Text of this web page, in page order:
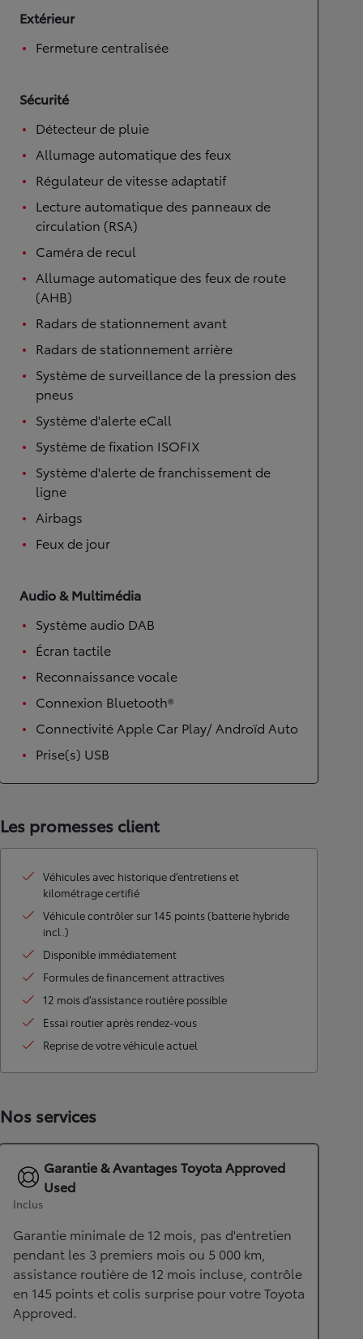
Extérieur
Fermeture centralisée
Sécurité
Détecteur de pluie
Allumage automatique des feux
Régulateur de vitesse adaptatif
Lecture automatique des panneaux de
circulation (RSA)
Caméra de recul
Allumage automatique des feux de route
(AHB)
Radars de stationnement avant
Radars de stationnement arrière
Système de surveillance de la pression des
pneus
Système d'alerte eCall
Système de fixation ISOFIX
Système d'alerte de franchissement de
ligne
Airbags
Feux de jour
Audio & Multimédia
Système audio DAB
Écran tactile
Reconnaissance vocale
Connexion Bluetooth®
Connectivité Apple Car Play/ Androïd Auto
Prise(s) USB
Les promesses client
Véhicules avec historique d’entretiens et
kilométrage certifié
Véhicule contrôler sur 145 points (batterie hybride
incl.)
Disponible immédiatement
Formules de financement attractives
12 mois d’assistance routière possible
Essai routier après rendez-vous
Reprise de votre véhicule actuel
Nos services
Garantie & Avantages Toyota Approved
Used
Inclus
Garantie minimale de 12 mois, pas d'entretien
pendant les 3 premiers mois ou 5 000 km,
assistance routière de 12 mois incluse, contrôle
en 145 points et colis surprise pour votre Toyota
Approved.